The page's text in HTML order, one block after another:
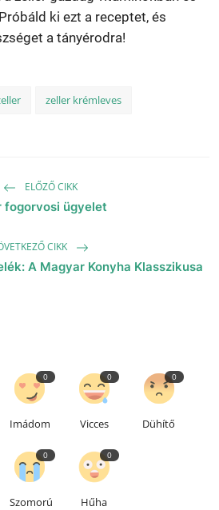
ki ezt a receptet, és
a tányérodra!
zeller krémleves
ELŐZŐ CIKK
fogorvosi ügyelet
CIKK
A Magyar Konyha Klasszikusa
0
Imádom
0
Vicces
0
Dühítő
0
Szomorú
0
Hűha